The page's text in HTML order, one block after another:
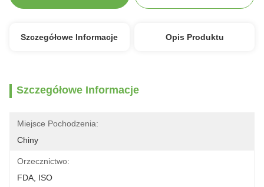
Szczegółowe Informacje Opis Produktu
Szczegółowe Informacje
Miejsce Pochodzenia:
Chiny
Orzecznictwo:
FDA, ISO